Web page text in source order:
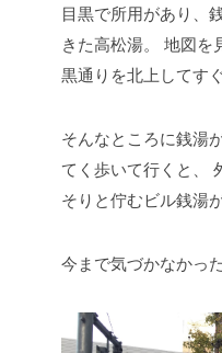
目黒で所用があり、
きた高松湯。
地図を
黒通りを北上してす
そんなところに銭湯
てく歩いて行くと、
そりと佇むビル銭湯が
今まで気づかなかった